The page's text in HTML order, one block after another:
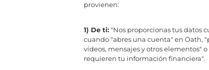
provienen:
1) De ti:"Nos proporcionas tus datos
cuando "abres una cuenta" en Oath,
vídeos, mensajes y otros elementos"
requieren tu información financiera".